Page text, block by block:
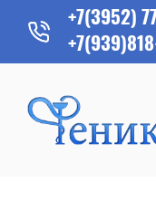
+7(3952)